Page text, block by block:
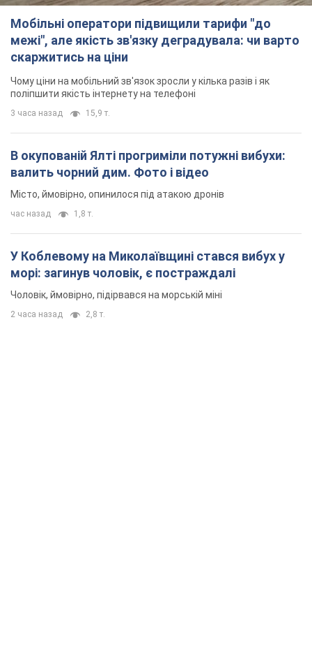
Мобільні оператори підвищили тарифи "до
межі", але якість зв'язку деградувала: чи варто
скаржитись на ціни
Чому ціни на мобільний зв'язок зросли у кілька разів і як
поліпшити якість інтернету на телефоні
3 часа назад 15,9 т.
В окупованій Ялті прогриміли потужні вибухи:
валить чорний дим. Фото і відео
Місто, ймовірно, опинилося під атакою дронів
час назад 1,8 т.
У Коблевому на Миколаївщині стався вибух у
морі: загинув чоловік, є постраждалі
Чоловік, ймовірно, підірвався на морській міні
2 часа назад 2,8 т.